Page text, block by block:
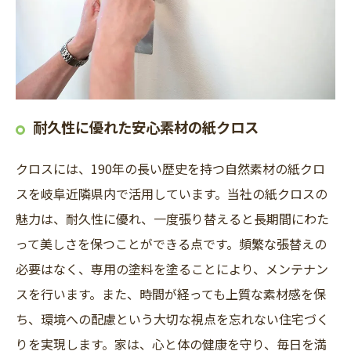
耐久性に優れた安心素材の紙クロス
クロスには、190年の長い歴史を持つ自然素材の紙クロ
スを岐阜近隣県内で活用しています。当社の紙クロスの
魅力は、耐久性に優れ、一度張り替えると長期間にわた
って美しさを保つことができる点です。頻繁な張替えの
必要はなく、専用の塗料を塗ることにより、メンテナン
スを行います。また、時間が経っても上質な素材感を保
ち、環境への配慮という大切な視点を忘れない住宅づく
りを実現します。家は、心と体の健康を守り、毎日を満